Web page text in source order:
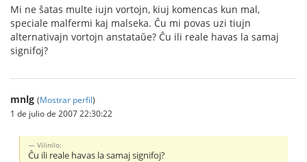
Mi ne ŝatas multe iujn vortojn, kiuj komencas kun mal,
speciale malfermi kaj malseka. Ĉu mi povas uzi tiujn
alternativajn vortojn anstataŭe? Ĉu ili reale havas la samaj
signifoj?
mnlg (Mostrar perfil)
1 de julio de 2007 22:30:22
Vilinilo:
Ĉu ili reale havas la samaj signifoj?